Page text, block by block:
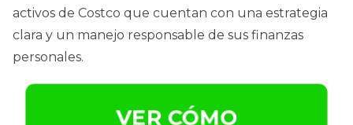
activos de Costco que cuentan con una estrategia
clara y un manejo responsable de sus finanzas
personales.
VER CÓMO